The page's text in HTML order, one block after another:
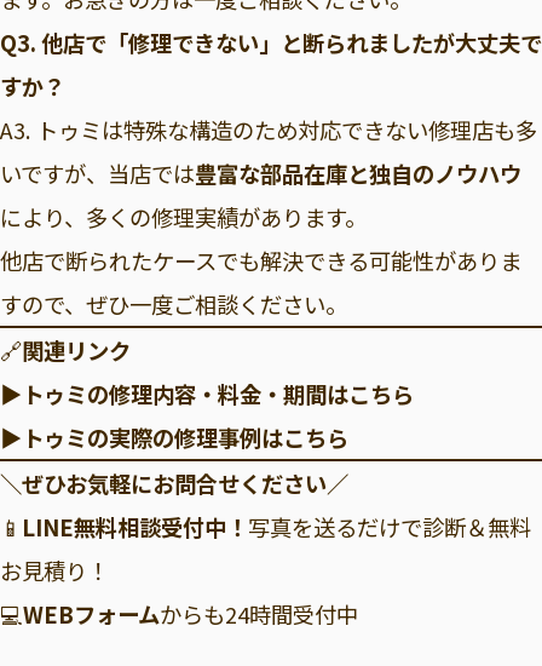
Q3. 他店で「修理できない」と断られましたが大丈夫で
すか？
A3. トゥミは特殊な構造のため対応できない修理店も多
いですが、当店では豊富な部品在庫と独自のノウハウ
により、多くの修理実績があります。
他店で断られたケースでも解決できる可能性がありま
すので、ぜひ一度ご相談ください。
🔗関連リンク
▶トゥミの修理内容・料金・期間はこちら
▶トゥミの実際の修理事例はこちら
＼ぜひお気軽にお問合せください／
📱 LINE無料相談受付中 ！ 写真を送るだけで診断＆無料
お見積り！
💻WEBフォームからも24時間受付中